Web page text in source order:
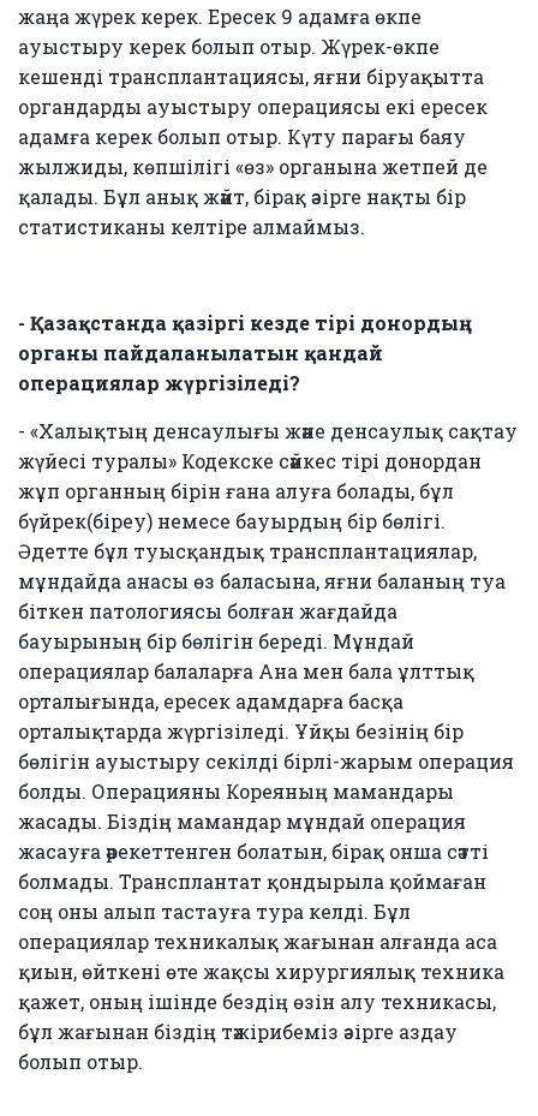
жаңа жүрек керек. Ересек 9 адамға өкпе
ауыстыру керек болып отыр. Жүрек-өкпе
кешенді трансплантациясы, яғни біруақытта
органдарды ауыстыру операциясы екі ересек
адамға керек болып отыр. Күту парағы баяу
жылжиды, көпшілігі «өз» органына жетпей де
қалады. Бұл анық жәйт, бірақ әзірге нақты бір
статистиканы келтіре алмаймыз.
- Қазақстанда қазіргі кезде тірі донордың
органы пайдаланылатын қандай
операциялар жүргізіледі?
- «Халықтың денсаулығы және денсаулық сақтау
жүйесі туралы» Кодекске сәйкес тірі донордан
жұп органның бірін ғана алуға болады, бұл
бүйрек(біреу) немесе бауырдың бір бөлігі.
Әдетте бұл туысқандық трансплантациялар,
мұндайда анасы өз баласына, яғни баланың туа
біткен патологиясы болған жағдайда
бауырының бір бөлігін береді. Мұндай
операциялар балаларға Ана мен бала ұлттық
орталығында, ересек адамдарға басқа
орталықтарда жүргізіледі. Ұйқы безінің бір
бөлігін ауыстыру секілді бірлі-жарым операция
болды. Операцияны Кореяның мамандары
жасады. Біздің мамандар мұндай операция
жасауға әрекеттенген болатын, бірақ онша сәтті
болмады. Трансплантат қондырыла қоймаған
соң оны алып тастауға тура келді. Бұл
операциялар техникалық жағынан алғанда аса
қиын, өйткені өте жақсы хирургиялық техника
қажет, оның ішінде бездің өзін алу техникасы,
бұл жағынан біздің тәжірибеміз әзірге аздау
болып отыр.